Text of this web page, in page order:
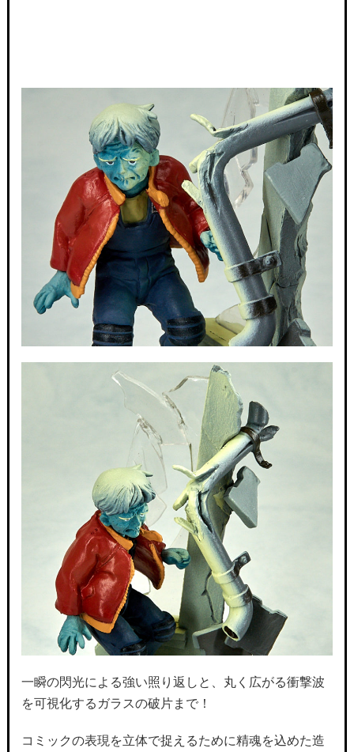
一瞬の閃光による強い照り返しと、丸く広がる衝撃波
を可視化するガラスの破片まで！
コミックの表現を立体で捉えるために精魂を込めた造